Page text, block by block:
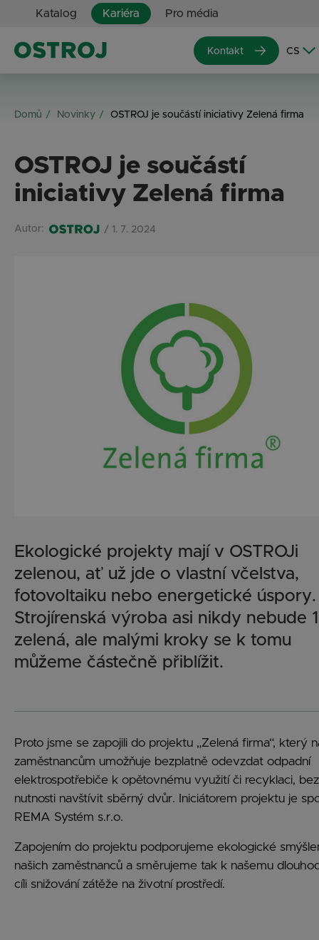
Katalog Kariéra Pro média
Kontakt
Domů Novinky OSTROJ je součástí iniciativy Zelená firma
OSTROJ je součástí
iniciativy Zelená firma
Autor: / 1. 7. 2024
Ekologické projekty mají v OSTROJi
zelenou, ať už jde o vlastní včelstva,
fotovoltaiku nebo energetické úspory.
Strojírenská výroba asi nikdy nebude
zelená, ale malými kroky se k tomu
můžeme částečně přiblížit.
Proto jsme se zapojili do projektu „Zelená firma“, který
zaměstnancům umožňuje bezplatně odevzdat odpadní
elektrospotřebiče k opětovnému využití či recyklaci, bez
nutnosti navštívit sběrný dvůr. Iniciátorem projektu je
REMA Systém s.r.o.
Zapojením do projektu podporujeme ekologické
našich zaměstnanců a směrujeme tak k našemu
cíli snižování zátěže na životní prostředí.